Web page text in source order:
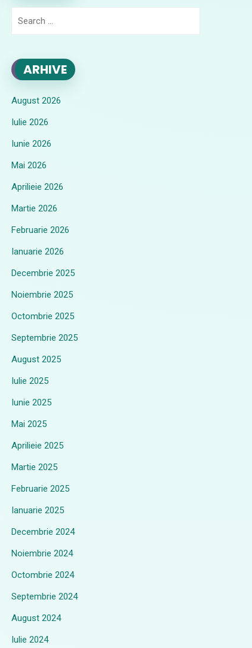
ARHIVE
August 2026
Iulie 2026
Iunie 2026
Mai 2026
Aprilieie 2026
Martie 2026
Februarie 2026
Ianuarie 2026
Decembrie 2025
Noiembrie 2025
Octombrie 2025
Septembrie 2025
August 2025
Iulie 2025
Iunie 2025
Mai 2025
Aprilieie 2025
Martie 2025
Februarie 2025
Ianuarie 2025
Decembrie 2024
Noiembrie 2024
Octombrie 2024
Septembrie 2024
August 2024
Iulie 2024